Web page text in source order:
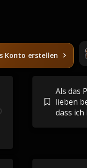
Konto erstellen
Als das
lieben
dass